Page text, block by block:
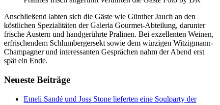
Anschließend labten sich die Gäste wie Günther Jauch an den
köstlichen Spezialitäten der Galeria Gourmet-Abteilung, darunter
frische Austern und handgerührte Pralinen. Bei exzellenten Weinen,
erfrischendem Schlumbergersekt sowie dem würzigen Witzigmann-
Champagner und interessanten Gesprächen nahm der Abend erst
spät ein Ende.
Neueste Beiträge
Emeli Sandé und Joss Stone lieferten eine Soulparty der